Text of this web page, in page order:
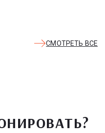
СМОТРЕТЬ ВСЕ